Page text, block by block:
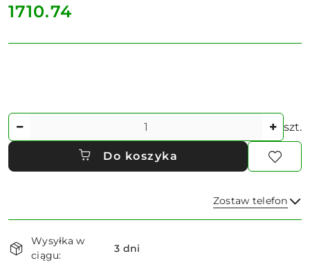
cena:
1710.74
Ilość szt.
Do koszyka
Zostaw telefon
i
Wysyłka w
ciągu:
3 dni